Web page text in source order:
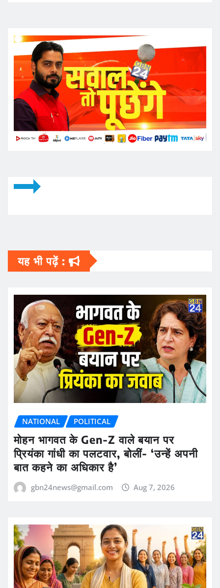
यह भी पढ़ें :
NATIONAL POLITICAL
मोहन भागवत के Gen-Z वाले बयान पर
प्रियंका गांधी का पलटवार, बोलीं- ‘उन्हें अपनी
बात कहने का अधिकार है’
gbn24news@gmail.com Aug 7, 2026